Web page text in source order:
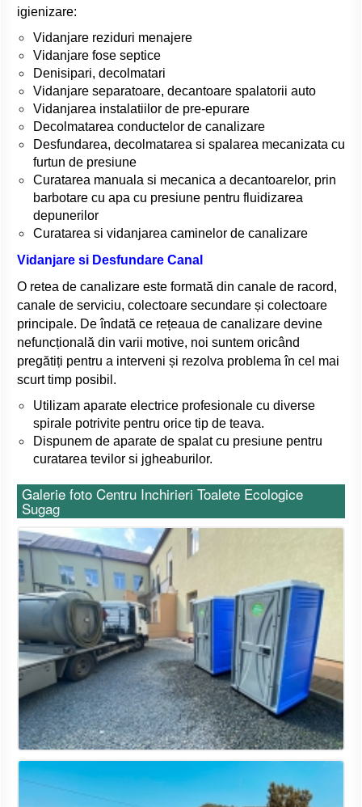
igienizare:
Vidanjare reziduri menajere
Vidanjare fose septice
Denisipari, decolmatari
Vidanjare separatoare, decantoare spalatorii auto
Vidanjarea instalatiilor de pre-epurare
Decolmatarea conductelor de canalizare
Desfundarea, decolmatarea si spalarea mecanizata cu
furtun de presiune
Curatarea manuala si mecanica a decantoarelor, prin
barbotare cu apa cu presiune pentru fluidizarea
depunerilor
Curatarea si vidanjarea caminelor de canalizare
Vidanjare si Desfundare Canal
O retea de canalizare este formată din canale de racord,
canale de serviciu, colectoare secundare și colectoare
principale. De îndată ce rețeaua de canalizare devine
nefuncțională din varii motive, noi suntem oricând
pregătiți pentru a interveni și rezolva problema în cel mai
scurt timp posibil.
Utilizam aparate electrice profesionale cu diverse
spirale potrivite pentru orice tip de teava.
Dispunem de aparate de spalat cu presiune pentru
curatarea tevilor si jgheaburilor.
Galerie foto Centru Inchirieri Toalete Ecologice
Sugag